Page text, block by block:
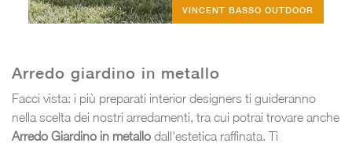
VINCENT BASSO OUTDOOR
Arredo giardino in metallo
Facci vista: i più preparati interior designers ti guideranno
nella scelta dei nostri arredamenti, tra cui potrai trovare anche
Arredo Giardino in metallo dall'estetica raffinata. Ti